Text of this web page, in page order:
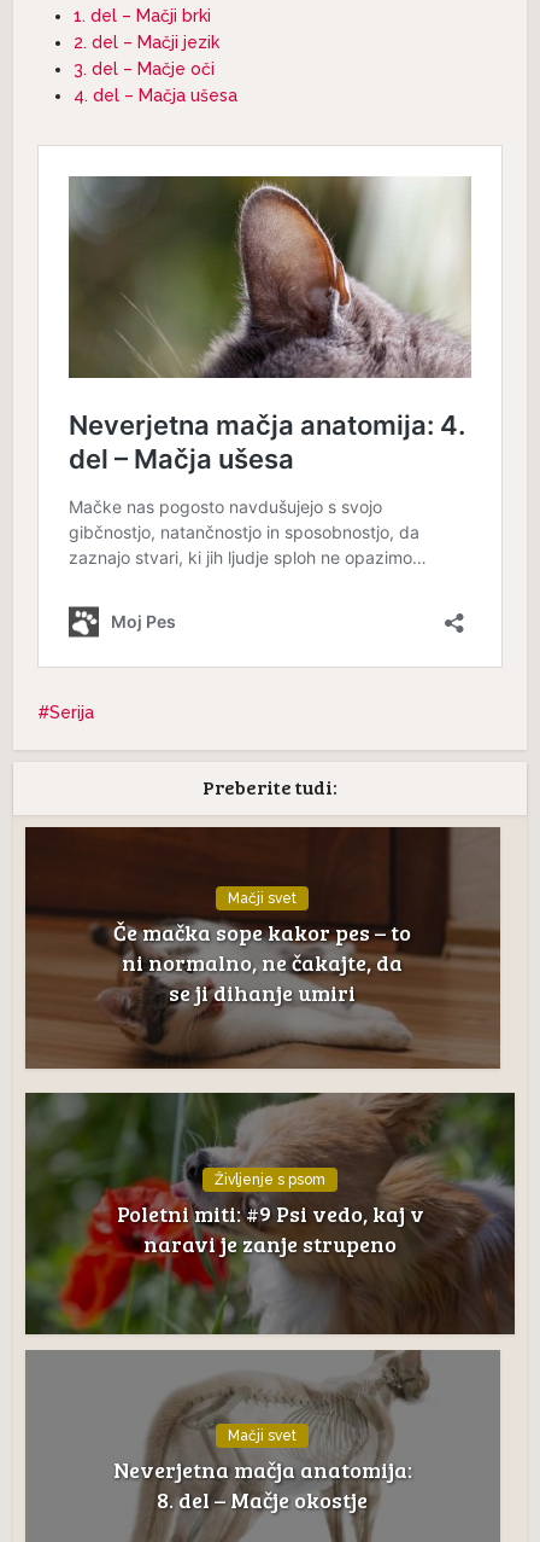
1. del – Mačji brki
2. del – Mačji jezik
3. del – Mačje oči
4. del – Mačja ušesa
Serija
Preberite tudi:
Mačji svet
Če mačka sope kakor pes – to
ni normalno, ne čakajte, da
se ji dihanje umiri
Življenje s psom
Poletni miti: #9 Psi vedo, kaj v
naravi je zanje strupeno
Mačji svet
Neverjetna mačja anatomija:
8. del – Mačje okostje